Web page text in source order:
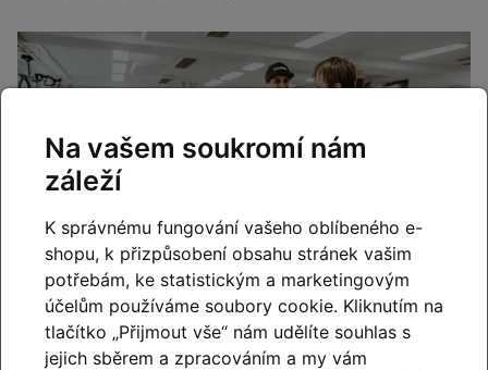
Na vašem soukromí nám
záleží
K správnému fungování vašeho oblíbeného e-
shopu, k přizpůsobení obsahu stránek vašim
potřebám, ke statistickým a marketingovým
účelům používáme soubory cookie. Kliknutím na
tlačítko „Přijmout vše“ nám udělíte souhlas s
jejich sběrem a zpracováním a my vám